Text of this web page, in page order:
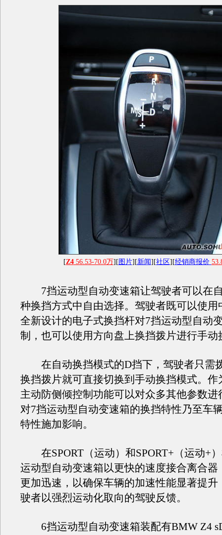
[Z456.53-70.0万][ 图片][新闻][社区][经销商报价
7挡运动型自动变速箱让驾驶者可以在
种换挡方式中自由选择。驾驶者既可以使用
全新设计的电子式换挡杆对7挡运动型自动
制，也可以使用方向盘上换挡拨片进行手动
在自动换挡模式的D挡下，驾驶者只需
换挡拨片就可直接切换到手动换挡模式。作
主动防侧倾控制功能可以对众多其他参数进
对7挡运动型自动变速箱的换挡特性乃至车
特性施加影响。
在SPORT（运动）和SPORT+（运动+
运动型自动变速箱以更快的速度接合离合器
更加迅速，以确保车辆的加速性能显著提升
驶者以强烈运动化取向的驾驶反馈。
6挡运动型自动变速箱装配有BMW Z4